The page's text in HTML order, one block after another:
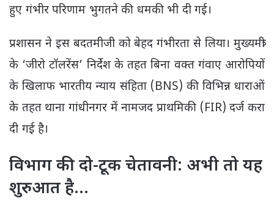
हुए गंभीर परिणाम भुगतने की धमकी भी दी गई।
प्रशासन ने इस बदतमीजी को बेहद गंभीरता से लिया। मुख्यमंत्री
के ‘जीरो टॉलरेंस’ निर्देश के तहत बिना वक्त गंवाए आरोपियों
के खिलाफ भारतीय न्याय संहिता (BNS) की विभिन्न धाराओं
के तहत थाना गांधीनगर में नामजद प्राथमिकी (FIR) दर्ज करा
दी गई है।
विभाग की दो-टूक चेतावनी: अभी तो यह
शुरुआत है…